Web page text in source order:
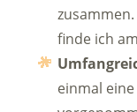
finde ich
einmal